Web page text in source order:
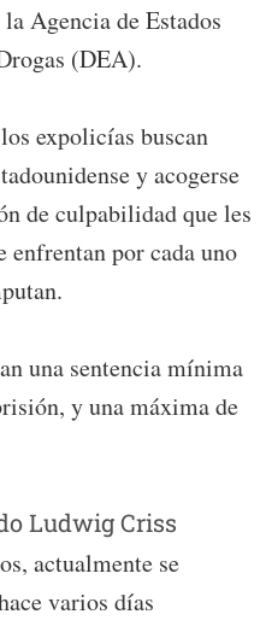
Agencia de Estados
(DEA).
expolicías buscan
y acogerse
de culpabilidad que les
enfrentan por cada uno
una sentencia mínima
y una máxima de
Ludwig Criss
actualmente se
varios días